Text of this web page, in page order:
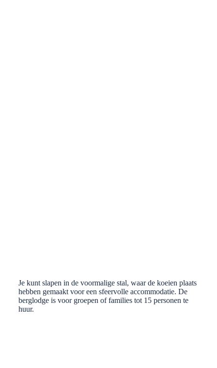
Je kunt slapen in de voormalige stal, waar de koeien plaats
hebben gemaakt voor een sfeervolle accommodatie. De
berglodge is voor groepen of families tot 15 personen te
huur.